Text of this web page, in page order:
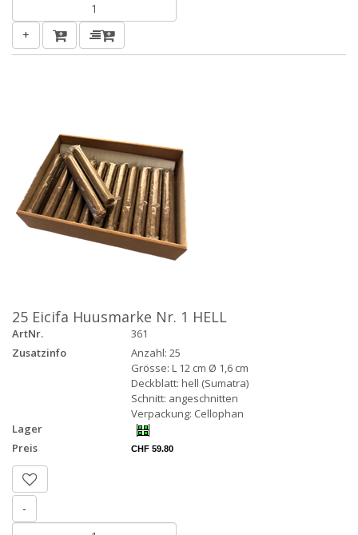
+
25 Eicifa Huusmarke Nr. 1 HELL
ArtNr.
361
Zusatzinfo
Anzahl: 25
Grösse: L 12 cm Ø 1,6 cm
Deckblatt: hell (Sumatra)
Schnitt: angeschnitten
Verpackung: Cellophan
Lager
Preis
CHF 59.80
-